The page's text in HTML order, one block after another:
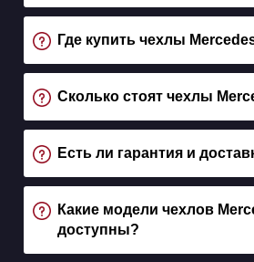
Где купить чехлы
Сколько стоят чехлы
Есть ли гарантия и
Какие модели чехлов
доступны?